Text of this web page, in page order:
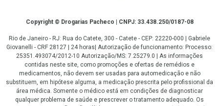
CopyrightCopyright © Drogarias Pacheco | CNPJ: 33.438.250/0187-08
Rio de Janeiro - RJ: Rua do Catete, 300 - Catete - CEP: 22220-000 | Gabriele
Giovanelli - CRF 28127 | 24 horas| Autorização de funcionamento: Processo:
25351.493074/2012-10 Autorização/MS: 7.25279.0 | As informações
contidas neste site, como promoções e ofertas de remédios e
medicamentos, não devem ser usadas para automedicação e não
substituem, em hipótese alguma, a medicação prescrita pelo profissional da
área médica. Somente o médico está em condições de diagnosticar
qualquer problema de saúde e prescrever o tratamento adequado. Os